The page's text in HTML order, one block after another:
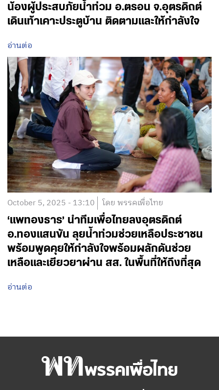
น้องผู้ประสบภัยน้ำท่วม อ.ตรอน จ.อุตรดิถต์
เดินเท้าเคาะประตูบ้าน ติดตามและให้กำลังใจ
อ่านต่อ
October 5, 2025 - 13:10 โดย พรรคเพื่อไทย
‘แพทองธาร’ นำทีมเพื่อไทยลงอุตรดิถต์
อ.ทองแสนขัน ลุยน้ำท่วมช่วยเหลือประชาชน
พร้อมพูดคุยให้กำลังใจพร้อมผลักดันช่วย
เหลือและเยียวยาผ่าน สส. ในพื้นที่ให้ถึงที่สุด
อ่านต่อ